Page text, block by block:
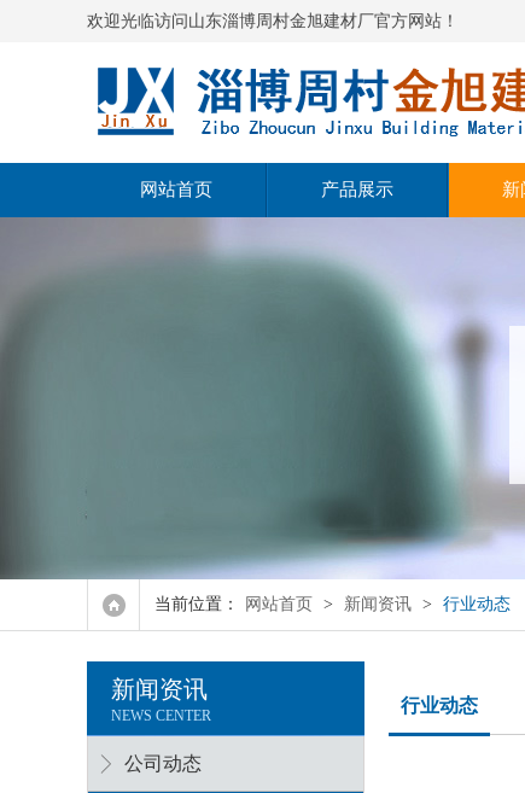
欢迎光临访问山东淄博周村金旭建材厂官方网站！
网站首页 产品展示
高强度无收缩灌浆料
聚合物粘结砂浆
强力瓷砖胶
新
当前位置： 网站首页 > 新闻资讯 > 行业动态
新闻资讯
NEWS CENTER
公司动态
行业动态